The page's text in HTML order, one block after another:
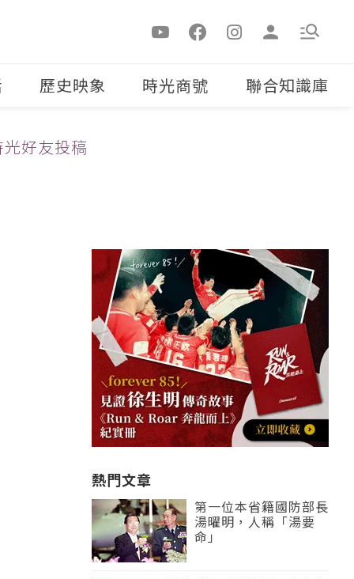
歷史映象 時光商號 聯合知識庫
光好友投稿
熱門文章
第一位本省籍國防部長
湯曜明，人稱「湯要
命」